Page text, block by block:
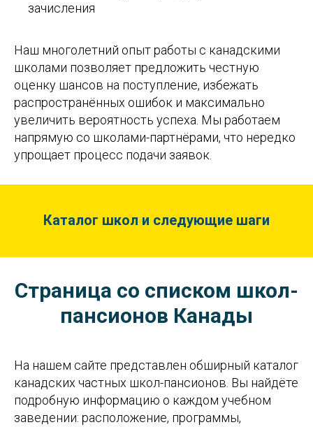
зачисления
Наш многолетний опыт работы с канадскими
школами позволяет предложить честную
оценку шансов на поступление, избежать
распространённых ошибок и максимально
увеличить вероятность успеха. Мы работаем
напрямую со школами-партнёрами, что нередко
упрощает процесс подачи заявок.
Каталог школ и следующие шаги
Страница со списком школ-
пансионов Канады
На нашем сайте представлен обширный каталог
канадских частных школ-пансионов. Вы найдёте
подробную информацию о каждом учебном
заведении: расположение, программы,